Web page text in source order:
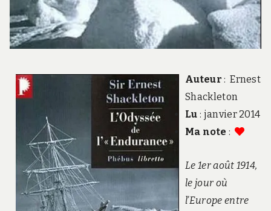
Auteur: Ernest
Shackleton
Lu : janvier 2014
Ma note :
Le 1er août 1914,
le jour où
l’Europe entre